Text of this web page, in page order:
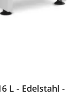
L - Edelstahl -